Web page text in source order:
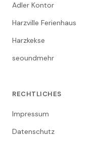
Adler Kontor
Harzville Ferienhaus
Harzkekse
seoundmehr
RECHTLICHES
Impressum
Datenschutz